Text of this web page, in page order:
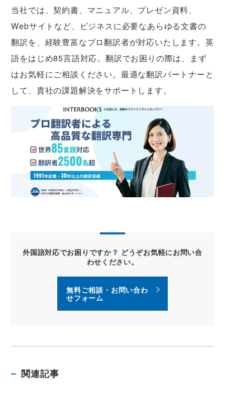
当社では、契約書、マニュアル、プレゼン資料、
Webサイトなど、ビジネスに必要なあらゆる文書の
翻訳を、経験豊富なプロ翻訳者が対応いたします。英
語をはじめ85言語対応。翻訳でお困りの際は、まず
はお気軽にご相談ください。最適な翻訳パートナーと
して、貴社の課題解決をサポートします。
外国語対応でお困りですか？ どうぞお気軽にお問い合
わせください。
無料ご相談・お問い合わ
せフォーム
関連記事